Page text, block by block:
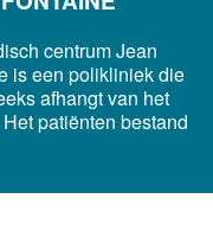
centrum Jean
is een polikliniek die
afhangt van het
patiënten bestand